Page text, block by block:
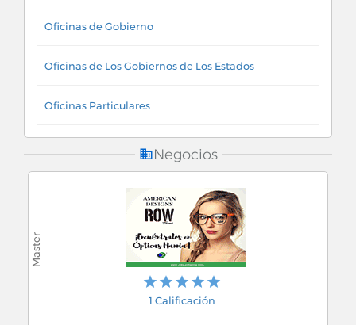
Oficinas de Gobierno
Oficinas de Los Gobiernos de Los Estados
Oficinas Particulares
Operadores de Excursiones Locales
Operadores Logisticos
Negocios
1 Calificación